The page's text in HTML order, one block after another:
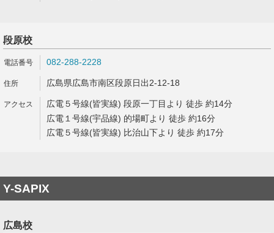
段原校
082-288-2228
広島県広島市南区段原日出2-12-18
広電５号線(皆実線) 段原一丁目より 徒歩 約14分
広電１号線(宇品線) 的場町より 徒歩 約16分
広電５号線(皆実線) 比治山下より 徒歩 約17分
Y-SAPIX
広島校